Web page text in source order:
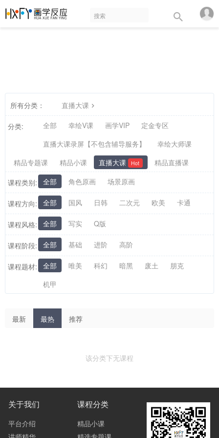
所有分类： 直播大课
分类: 全部 幸绘V课 画学VIP
定金专区
直播大课录屏【不包含辅导服务】
幸绘大师课
精品专题课
精品小课 直播大课 Hot 精品直播课
课程类别: 全部 角色原画 场景原画
课程方向: 全部 国风 日韩 二次元 欧美 卡通
课程风格: 全部 写实 Q版
课程阶段: 全部 基础 进阶 高阶
课程题材: 全部 唯美 科幻 暗黑 废土
朋克
机甲
最新 最热 推荐
该分类下无课程
关于我们
平台介绍
课程分类
精品小课